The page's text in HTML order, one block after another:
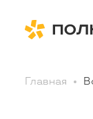
Главная